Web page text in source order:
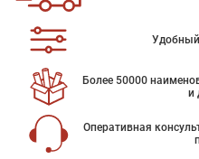
Более 50000
и
Оперативная